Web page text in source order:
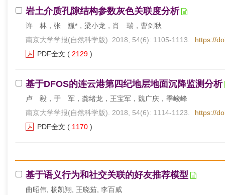
岩土介质孔隙结构参数灰色关联度分析
许 林，张 巍*，梁小龙，肖 瑞，曹剑秋
南京大学学报(自然科学版). 2018, 54(6): 1105-1113.
https://
PDF全文 ( 2129 )
基于DFOS的连云港第四纪地层地面沉降监测分析
卢 毅，于 军，龚绪龙，王宝军，魏广庆，季峻峰
南京大学学报(自然科学版). 2018, 54(6): 1114-1123.
https://
PDF全文 ( 1170 )
基于语义行为和社交关联的好友推荐模型
曲昭伟, 杨凯翔, 王晓茹, 李百威